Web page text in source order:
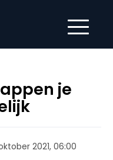
je
2021, 06:00